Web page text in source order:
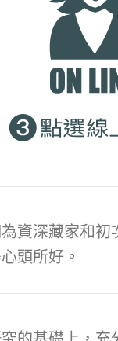
資深藏家和初
頭所好。